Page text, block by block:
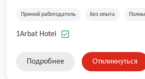
Семеновская, Измайловская,
Академическая, Фрунзенская,
Прямой работодатель Без опыта
1Arbat Hotel
Подробнее Откликнуться